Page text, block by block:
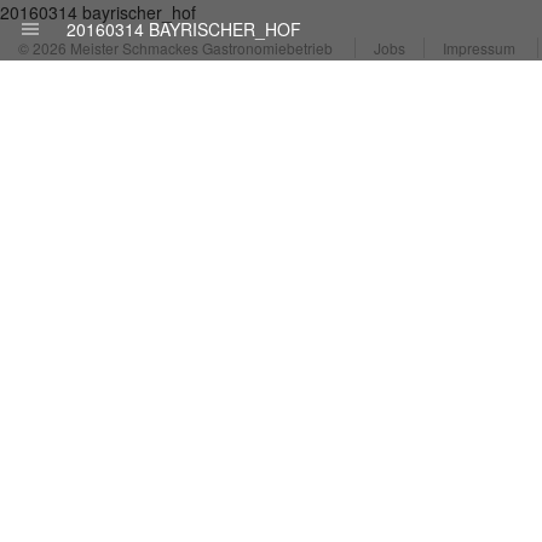
20160314 BAYRISCHER_HOF
20160314 bayrischer_hof
© 2026 Meister Schmackes Gastronomiebetrieb Jobs Impressum